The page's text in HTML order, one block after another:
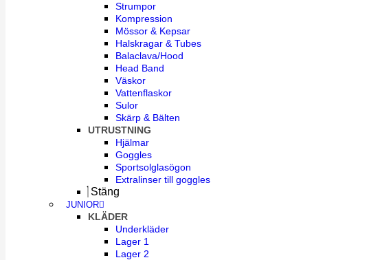
Strumpor
Kompression
Mössor & Kepsar
Halskragar & Tubes
Balaclava/Hood
Head Band
Väskor
Vattenflaskor
Sulor
Skärp & Bälten
UTRUSTNING
Hjälmar
Goggles
Sportsolglasögon
Extralinser till goggles
Stäng
JUNIOR
KLÄDER
Underkläder
Lager 1
Lager 2